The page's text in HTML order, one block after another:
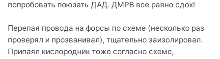
попробовать поюзать ДАД. ДМРВ все равно сдох!
Перепая провода на форсы по схеме (несколько раз
проверял и прозванивал), тщательно заизолировал.
Припаял кислородник тоже согласно схеме,